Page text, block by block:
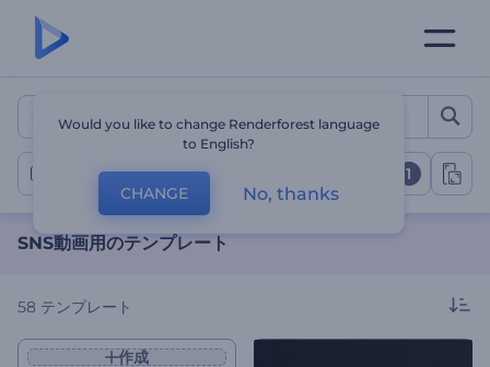
SNS動画用のテンプレート
SNS動画 1
SNS動画用のテンプレート
58 テンプレート
作成
Would you like to change Renderforest language
to English?
CHANGE No, thanks